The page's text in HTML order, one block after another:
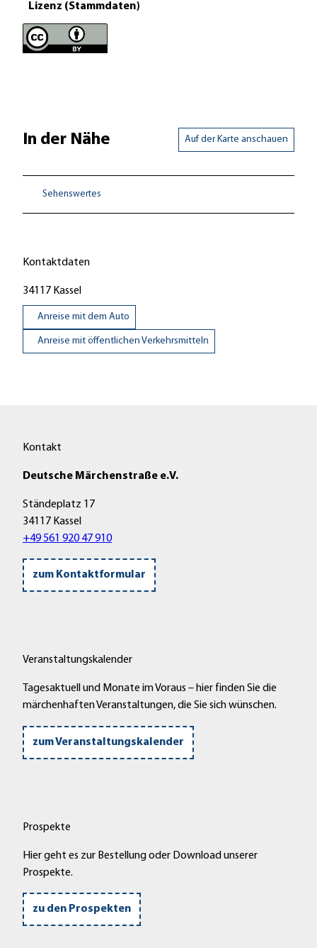
Lizenz (Stammdaten)
In der Nähe Auf der Karte anschauen
Sehenswertes
Kontaktdaten
34117 Kassel
Anreise mit dem Auto
Anreise mit öffentlichen Verkehrsmitteln
Kontakt
Deutsche Märchenstraße e.V.
Ständeplatz 17
34117 Kassel
+49 561 920 47 910
zum Kontaktformular
Veranstaltungskalender
Tagesaktuell und Monate im Voraus – hier finden Sie die
märchenhaften Veranstaltungen, die Sie sich wünschen.
zum Veranstaltungskalender
Prospekte
Hier geht es zur Bestellung oder Download unserer
Prospekte.
zu den Prospekten